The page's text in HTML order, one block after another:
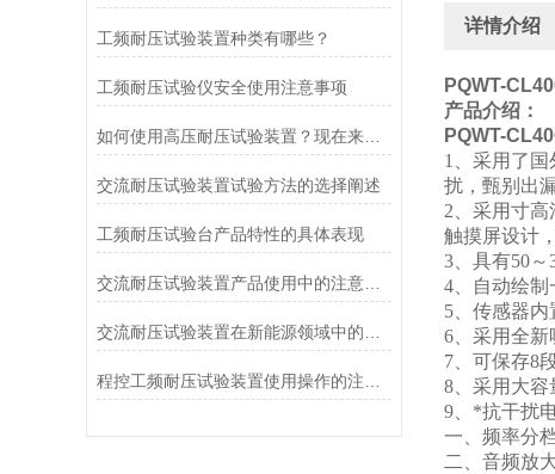
工频耐压试验装置种类有哪些？
工频耐压试验仪安全使用注意事项
如何使用高压耐压试验装置？现在来教你！
交流耐压试验装置试验方法的选择阐述
工频耐压试验台产品特性的具体表现
交流耐压试验装置产品使用中的注意事项
详情介绍
PQWT-
产品介绍：
PQWT-
1、采用了
扰，甄别出
2、采用寸
触摸屏设计
3、具有50
4、自动绘制
5、传感器
6、采用全新
7、可保存8
8、采用大容
9、*抗干扰
一、频率分
二、音频放